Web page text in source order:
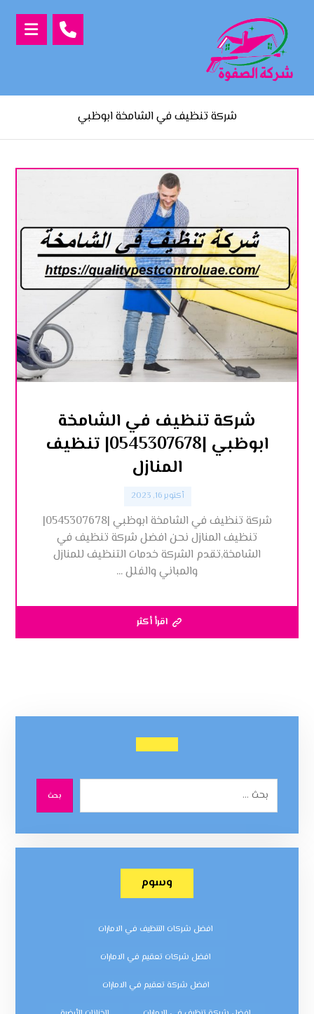
شركة تنظيف في الشامخة ابوظبي
شركة تنظيف في الشامخة
ابوظبي |0545307678| تنظيف
المنازل
أكتوبر 16, 2023
شركة تنظيف في الشامخة ابوظبي |0545307678|
تنظيف المنازل نحن افضل شركة تنظيف في
الشامخة,تقدم الشركة خدمات التنظيف للمنازل
والمباني والفلل ...
اقرأ أكثر
بحث
وسوم
افضل شركات التنظيف في الامارات
افضل شركات تعقيم في الامارات
افضل شركة تعقيم في الامارات